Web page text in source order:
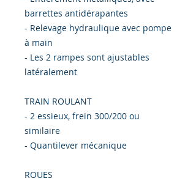
barrettes antidérapantes
- Relevage hydraulique avec pompe
à main
- Les 2 rampes sont ajustables
latéralement
TRAIN ROULANT
- 2 essieux, frein 300/200 ou
similaire
- Quantilever mécanique
ROUES